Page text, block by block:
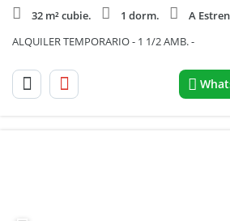
32 m² cubie.
1 dorm.
A
ALQUILER TEMPORARIO - 1 1/2 AMB. -